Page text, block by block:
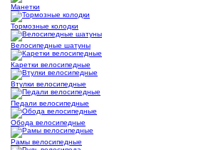
Манетки
Тормозные колодки
Велосипедные шатуны
Каретки велосипедные
Втулки велосипедные
Педали велосипедные
Обода велосипедные
Рамы велосипедные